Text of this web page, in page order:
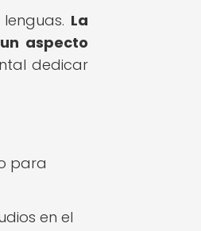
La
aspecto
dedicar
para
en el